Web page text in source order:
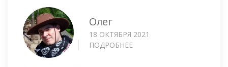
Олег
18 ОКТЯБРЯ 2021
ПОДРОБНЕЕ